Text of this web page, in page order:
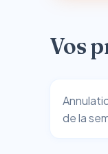
Vos
de la